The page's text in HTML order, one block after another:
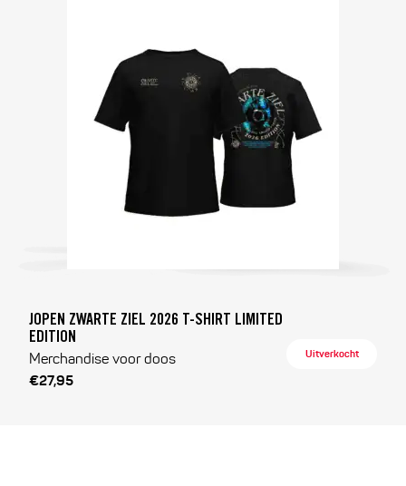
JOPEN ZWARTE ZIEL 2026 T-SHIRT LIMITED
EDITION
Merchandise voor doos
€27,95
Uitverkocht